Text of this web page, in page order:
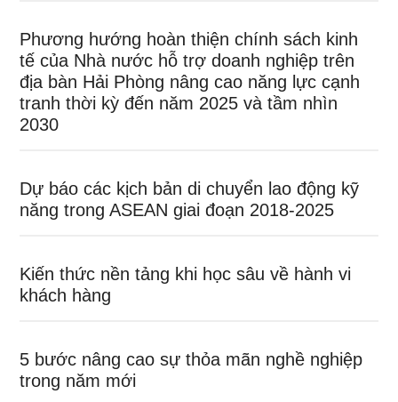
Phương hướng hoàn thiện chính sách kinh
tế của Nhà nước hỗ trợ doanh nghiệp trên
địa bàn Hải Phòng nâng cao năng lực cạnh
tranh thời kỳ đến năm 2025 và tầm nhìn
2030
Dự báo các kịch bản di chuyển lao động kỹ
năng trong ASEAN giai đoạn 2018-2025
Kiến thức nền tảng khi học sâu về hành vi
khách hàng
5 bước nâng cao sự thỏa mãn nghề nghiệp
trong năm mới